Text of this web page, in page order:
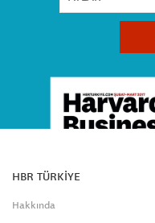
HBR TÜRKİYE
Hakkında